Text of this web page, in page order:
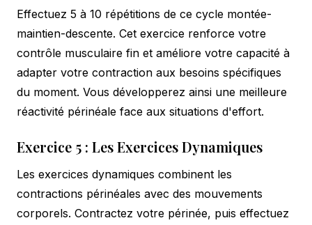
Effectuez 5 à 10 répétitions de ce cycle montée-
maintien-descente. Cet exercice renforce votre
contrôle musculaire fin et améliore votre capacité à
adapter votre contraction aux besoins spécifiques
du moment. Vous développerez ainsi une meilleure
réactivité périnéale face aux situations d'effort.
Exercice 5 : Les Exercices Dynamiques
Les exercices dynamiques combinent les
contractions périnéales avec des mouvements
corporels. Contractez votre périnée, puis effectuez